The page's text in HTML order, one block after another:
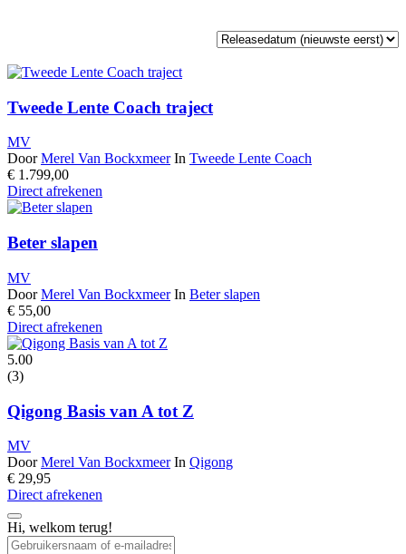
Tweede Lente Coach traject
MV
DoorMerel Van BockxmeerIn Tweede Lente Coach
€ 1.799,00
Direct afrekenen
Beter slapen
MV
DoorMerel Van BockxmeerIn Beter slapen
€ 55,00
Direct afrekenen
5.00
(3)
Qigong Basis van A tot Z
MV
DoorMerel Van BockxmeerIn Qigong
€ 29,95
Direct afrekenen
Hi, welkom terug!